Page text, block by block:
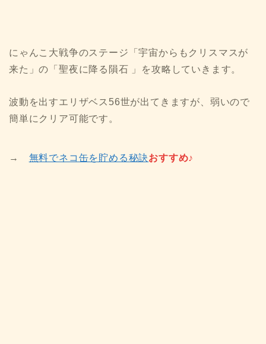
にゃんこ大戦争のステージ「宇宙からもクリスマスが
来た」の「聖夜に降る隕石 」を攻略していきます。
波動を出すエリザベス56世が出てきますが、弱いので
簡単にクリア可能です。
→ 無料でネコ缶を貯める秘訣おすすめ♪